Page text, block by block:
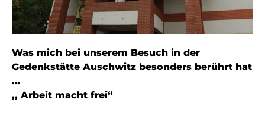
Was mich bei unserem Besuch in der
Gedenkstätte Auschwitz besonders berührt hat
…
,, Arbeit macht frei“